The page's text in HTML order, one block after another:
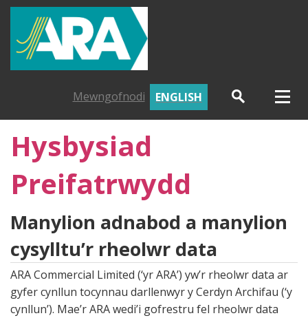
Mewngofnodi ENGLISH
Hysbysiad
Preifatrwydd
Manylion adnabod a manylion
cysylltu’r rheolwr data
ARA Commercial Limited (‘yr ARA’) yw’r rheolwr data ar
gyfer cynllun tocynnau darllenwyr y Cerdyn Archifau (‘y
cynllun’). Mae’r ARA wedi’i gofrestru fel rheolwr data